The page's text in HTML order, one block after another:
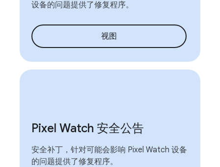
设备的问题提供了修复程序。
视图
Pixel Watch 安全公告
安全补丁，针对可能会影响 Pixel Watch 设备
的问题提供了修复程序。